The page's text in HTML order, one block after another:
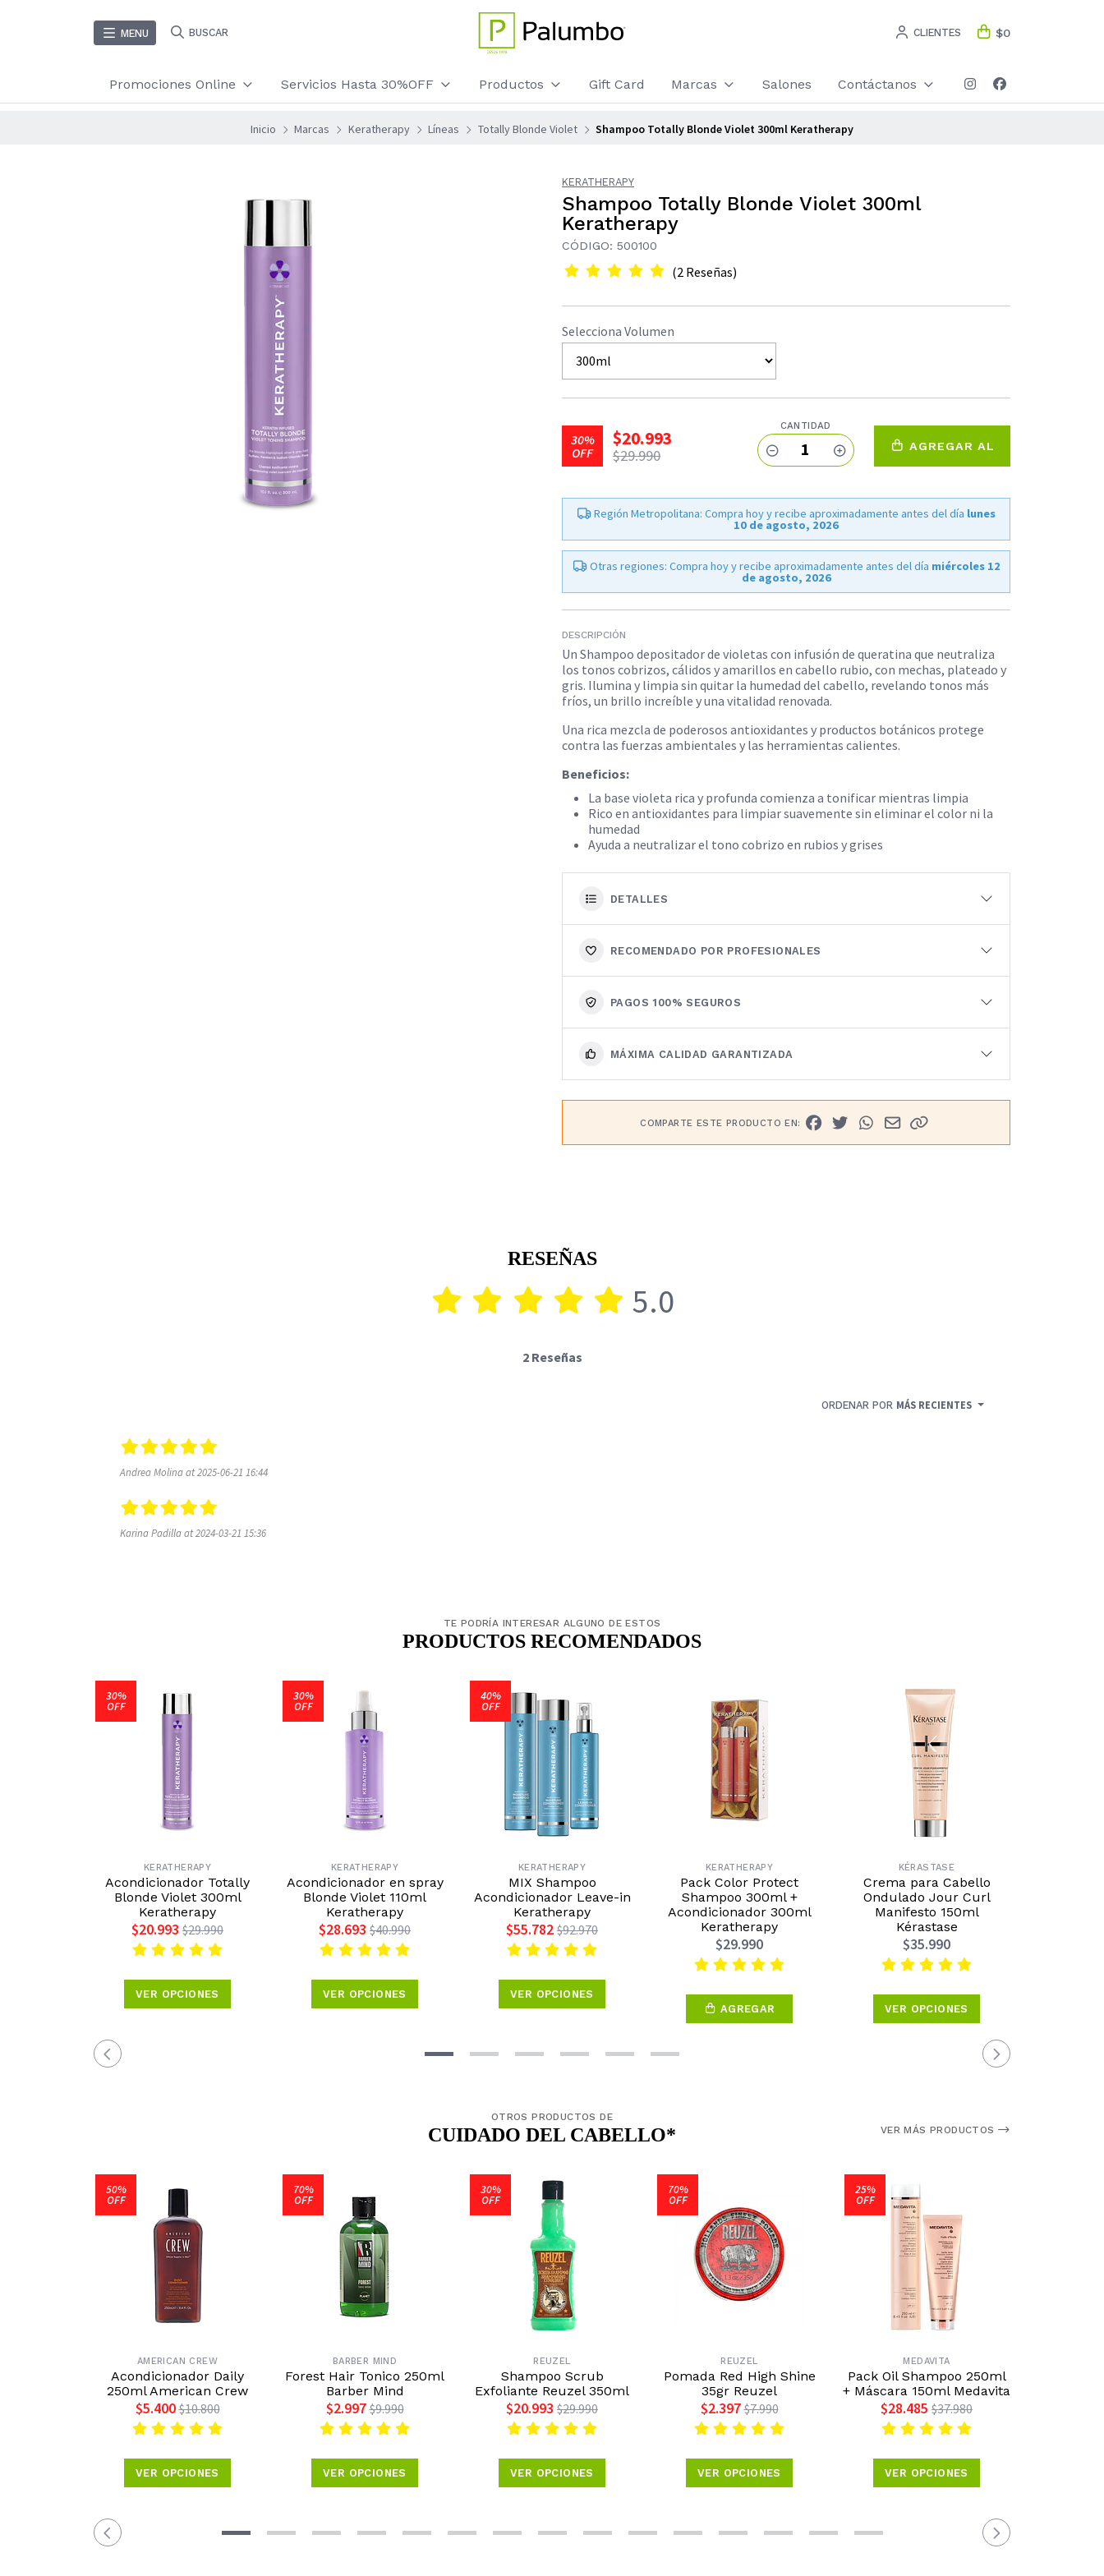
MENU BUSCAR CLIENTES $0
Promociones Online Servicios Hasta 30%OFF Productos Gift Card Marcas Salones Contáctanos
Inicio Marcas Keratherapy Líneas Totally Blonde Violet Shampoo Totally Blonde Violet 300ml Keratherapy
KERATHERAPY
Shampoo Totally Blonde Violet 300ml
Keratherapy
CÓDIGO: 500100
(2 Reseñas)
Selecciona Volumen
30%
OFF
$20.993
$29.990
CANTIDAD
1 AGREGAR AL
Región Metropolitana: Compra hoy y recibe aproximadamente antes del día lunes
10 de agosto, 2026
Otras regiones: Compra hoy y recibe aproximadamente antes del día miércoles 12
de agosto, 2026
DESCRIPCIÓN
Un Shampoo depositador de violetas con infusión de queratina que neutraliza
los tonos cobrizos, cálidos y amarillos en cabello rubio, con mechas, plateado y
gris. Ilumina y limpia sin quitar la humedad del cabello, revelando tonos más
fríos, un brillo increíble y una vitalidad renovada.
Una rica mezcla de poderosos antioxidantes y productos botánicos protege
contra las fuerzas ambientales y las herramientas calientes.
Beneficios:
La base violeta rica y profunda comienza a tonificar mientras limpia​
Rico en antioxidantes para limpiar suavemente sin eliminar el color ni la
humedad
Ayuda a neutralizar el tono cobrizo en rubios y grises
DETALLES
RECOMENDADO POR PROFESIONALES
PAGOS 100% SEGUROS
MÁXIMA CALIDAD GARANTIZADA
COMPARTE ESTE PRODUCTO EN:
RESEÑAS
5.0
2 Reseñas
ORDENAR POR MÁS RECIENTES
Andrea Molina at 2025-06-21 16:44
Karina Padilla at 2024-03-21 15:36
TE PODRÍA INTERESAR ALGUNO DE ESTOS
PRODUCTOS RECOMENDADOS
30%
OFF
KERATHERAPY
Acondicionador Totally
Blonde Violet 300ml
Keratherapy
$20.993 $29.990
VER OPCIONES
30%
OFF
KERATHERAPY
Acondicionador en spray
Blonde Violet 110ml
Keratherapy
$28.693 $40.990
VER OPCIONES
40%
OFF
KERATHERAPY
MIX Shampoo
Acondicionador Leave-in
Keratherapy
$55.782 $92.970
VER OPCIONES
KERATHERAPY
Pack Color Protect
Shampoo 300ml +
Acondicionador 300ml
Keratherapy
$29.990
AGREGAR
KÉRASTASE
Crema para Cabello
Ondulado Jour Curl
Manifesto 150ml
Kérastase
$35.990
VER OPCIONES
OTROS PRODUCTOS DE
CUIDADO DEL CABELLO* VER MÁS PRODUCTOS
50%
OFF
AMERICAN CREW
Acondicionador Daily
250ml American Crew
$5.400 $10.800
VER OPCIONES
70%
OFF
BARBER MIND
Forest Hair Tonico 250ml
Barber Mind
$2.997 $9.990
VER OPCIONES
30%
OFF
REUZEL
Shampoo Scrub
Exfoliante Reuzel 350ml
$20.993 $29.990
VER OPCIONES
70%
OFF
REUZEL
Pomada Red High Shine
35gr Reuzel
$2.397 $7.990
VER OPCIONES
25%
OFF
MEDAVITA
Pack Oil Shampoo 250ml
+ Máscara 150ml Medavita
$28.485 $37.980
VER OPCIONES